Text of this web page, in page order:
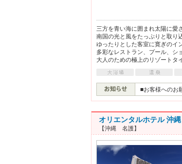
三方を青い海に囲まれ太陽に愛
南国の光と風をたっぷりと取り
ゆったりとした客室に寛ぎのイ
多彩なレストラン、プール、シ
大人のための極上のリゾートタ
■お客様へのお
オリエンタルホテル 沖
【沖縄 名護】